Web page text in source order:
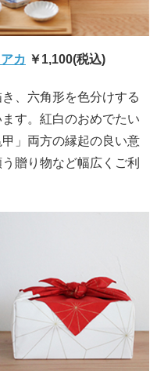
カ ￥1,100(税込)
、六角形を色分けする
す。紅白のおめでたい
」両方の縁起の良い意
う贈り物など幅広くご利